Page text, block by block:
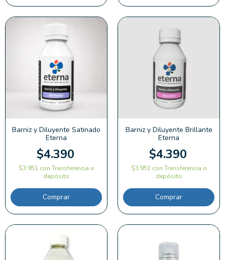
Barniz y Diluyente Satinado
Eterna
$4.390
$3.951 con Transferencia o
depósito
Comprar
Barniz y Diluyente Brillante
Eterna
$4.390
$3.951 con Transferencia o
depósito
Comprar